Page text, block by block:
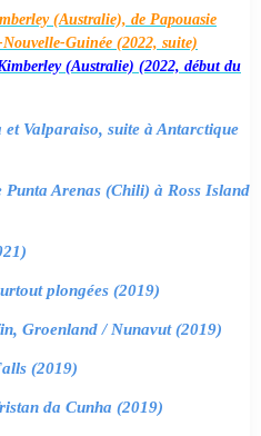
(Australie), de Papouasie
Guinée (2022, suite)
(Australie) (2022, début du
Valparaiso, suite à Antarctique
Arenas (Chili) à Ross Island
plongées (2019)
Groenland / Nunavut (2019)
(2019)
da Cunha (2019)